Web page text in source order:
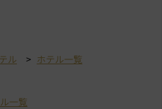
ル
ホテル一覧
一覧